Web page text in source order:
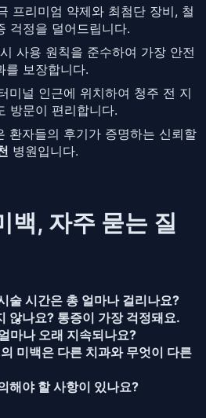
프리미엄 약제와 최첨단 장비, 철
걱정을 덜어드립니다.
사용 원칙을 준수하여 가장 안전
를 보장합니다.
미널 인근에 위치하여 청주 전 지
방문이 편리합니다.
환자들의 후기가 증명하는 신뢰할
병원입니다.
백, 자주 묻는 질
술 시간은 총 얼마나 걸리나요?
않나요? 통증이 가장 걱정돼요.
마나 오래 지속되나요?
미백은 다른 치과와 무엇이 다른
해야 할 사항이 있나요?